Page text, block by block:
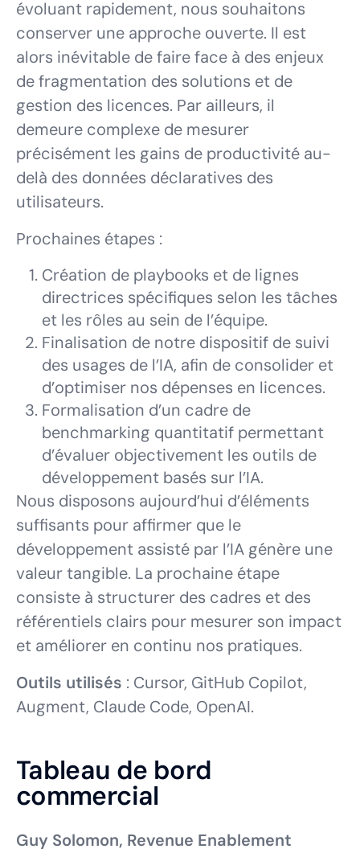
évoluant rapidement, nous souhaitons
conserver une approche ouverte. Il est
alors inévitable de faire face à des enjeux
de fragmentation des solutions et de
gestion des licences. Par ailleurs, il
demeure complexe de mesurer
précisément les gains de productivité au-
delà des données déclaratives des
utilisateurs.
Prochaines étapes :
Création de playbooks et de lignes
directrices spécifiques selon les tâches
et les rôles au sein de l’équipe.
Finalisation de notre dispositif de suivi
des usages de l’IA, afin de consolider et
d’optimiser nos dépenses en licences.
Formalisation d’un cadre de
benchmarking quantitatif permettant
d’évaluer objectivement les outils de
développement basés sur l’IA.
Nous disposons aujourd’hui d’éléments
suffisants pour affirmer que le
développement assisté par l’IA génère une
valeur tangible. La prochaine étape
consiste à structurer des cadres et des
référentiels clairs pour mesurer son impact
et améliorer en continu nos pratiques.
Outils utilisés : Cursor, GitHub Copilot,
Augment, Claude Code, OpenAI.
Tableau de bord
commercial
Guy Solomon, Revenue Enablement